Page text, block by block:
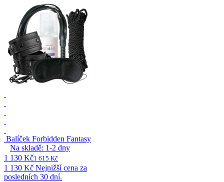
Balíček Forbidden Fantasy
Na skladě: 1-2 dny
1 130 Kč1 615 Kč
1 130 Kč Nejnižší cena za
posledních 30 dní.